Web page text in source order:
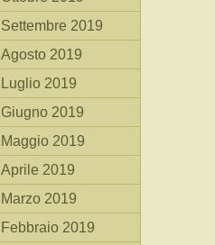
Settembre 2019
Agosto 2019
Luglio 2019
Giugno 2019
Maggio 2019
Aprile 2019
Marzo 2019
Febbraio 2019